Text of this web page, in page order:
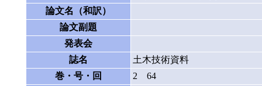
論文名（和訳）
論文副題
発表会
誌名
土木技術資料
巻・号・回
2 64